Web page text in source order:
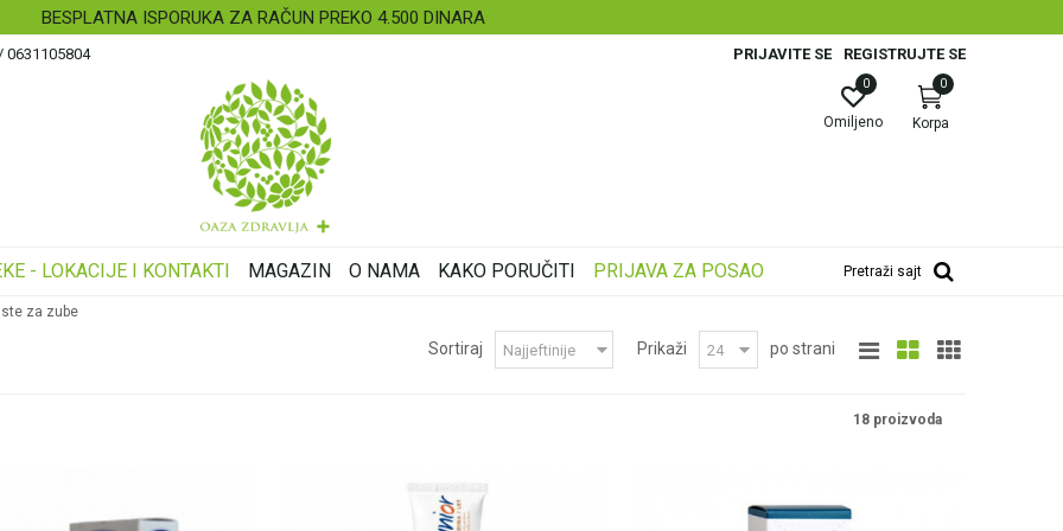
BESPLATNA ISPORUKA ZA RAČUN PREKO 4.500 DINARA
PRIJAVITE SE REGISTRUJTE SE
Korpa
0
Omiljeno
0
- LOKACIJE I KONTAKTI MAGAZIN O NAMA KAKO PORUČITI PRIJAVA ZA POSAO Pretraži sajt
za zube
Sortiraj Prikaži po strani
18 proizvoda